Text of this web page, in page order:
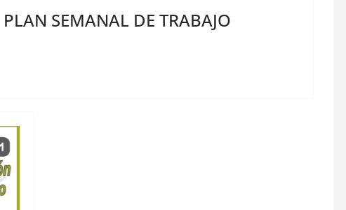
SEMANAL DE TRABAJO